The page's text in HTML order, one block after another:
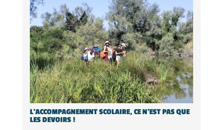
L’ACCOMPAGNEMENT SCOLAIRE, CE N’EST PAS QUE
LES DEVOIRS !